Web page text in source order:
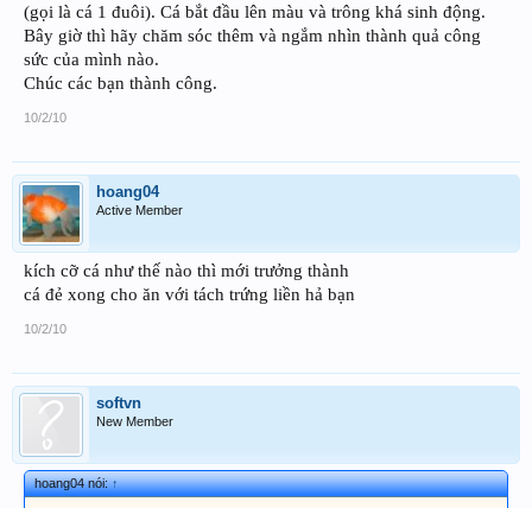
(gọi là cá 1 đuôi). Cá bắt đầu lên màu và trông khá sinh động.
Bây giờ thì hãy chăm sóc thêm và ngắm nhìn thành quả công
sức của mình nào.
Chúc các bạn thành công.
10/2/10
hoang04
Active Member
kích cỡ cá như thế nào thì mới trưởng thành
cá đẻ xong cho ăn với tách trứng liền hả bạn
10/2/10
softvn
New Member
hoang04 nói:↑